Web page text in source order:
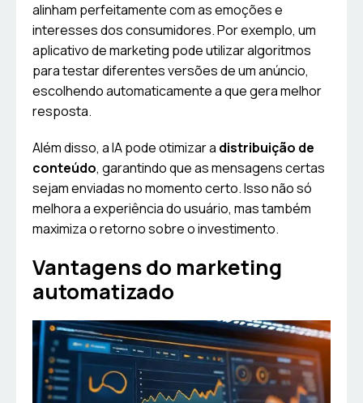
alinham perfeitamente com as emoções e
interesses dos consumidores. Por exemplo, um
aplicativo de marketing pode utilizar algoritmos
para testar diferentes versões de um anúncio,
escolhendo automaticamente a que gera melhor
resposta.
Além disso, a IA pode otimizar a distribuição de
conteúdo, garantindo que as mensagens certas
sejam enviadas no momento certo. Isso não só
melhora a experiência do usuário, mas também
maximiza o retorno sobre o investimento.
Vantagens do marketing
automatizado